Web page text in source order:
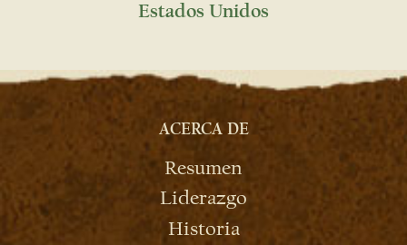
Estados Unidos
ACERCA DE
Resumen
Liderazgo
Historia